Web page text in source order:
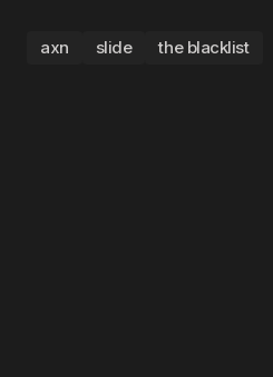
axn slide the blacklist